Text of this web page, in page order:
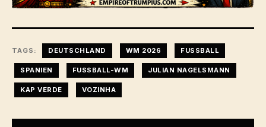
TAGS: DEUTSCHLAND WM 2026 FUSSBALL
SPANIEN FUSSBALL-WM JULIAN NAGELSMANN
KAP VERDE VOZINHA